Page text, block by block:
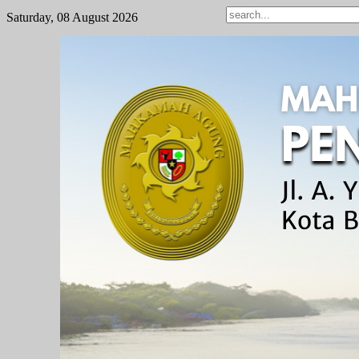
Saturday, 08 August 2026